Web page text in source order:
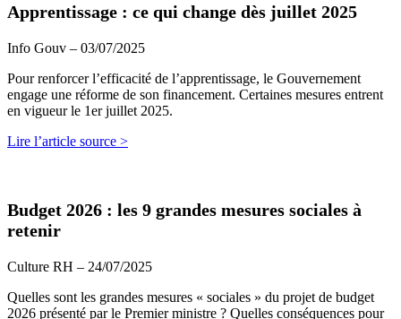
Apprentissage : ce qui change dès juillet 2025
Info Gouv – 03/07/2025
Pour renforcer l’efficacité de l’apprentissage, le Gouvernement
engage une réforme de son financement. Certaines mesures entrent
en vigueur le 1er juillet 2025.
Lire l’article source >
Budget 2026 : les 9 grandes mesures sociales à
retenir
Culture RH – 24/07/2025
Quelles sont les grandes mesures « sociales » du projet de budget
2026 présenté par le Premier ministre ? Quelles conséquences pour